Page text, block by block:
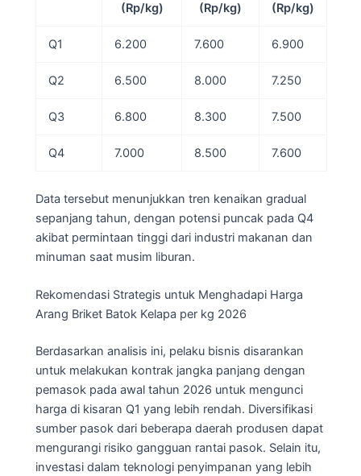
(Rp/kg)
(Rp/kg)
(Rp/kg)
Q1 6.200 7.600 6.900
Q2 6.500 8.000 7.250
Q3 6.800 8.300 7.500
Q4 7.000 8.500 7.600
Data tersebut menunjukkan tren kenaikan gradual
sepanjang tahun, dengan potensi puncak pada Q4
akibat permintaan tinggi dari industri makanan dan
minuman saat musim liburan.
Rekomendasi Strategis untuk Menghadapi Harga
Arang Briket Batok Kelapa per kg 2026
Berdasarkan analisis ini, pelaku bisnis disarankan
untuk melakukan kontrak jangka panjang dengan
pemasok pada awal tahun 2026 untuk mengunci
harga di kisaran Q1 yang lebih rendah. Diversifikasi
sumber pasok dari beberapa daerah produsen dapat
mengurangi risiko gangguan rantai pasok. Selain itu,
investasi dalam teknologi penyimpanan yang lebih